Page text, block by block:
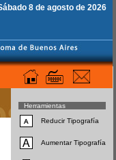
8 de agosto de 2026
Herramientas
Reducir Tipografía
Aumentar Tipografía